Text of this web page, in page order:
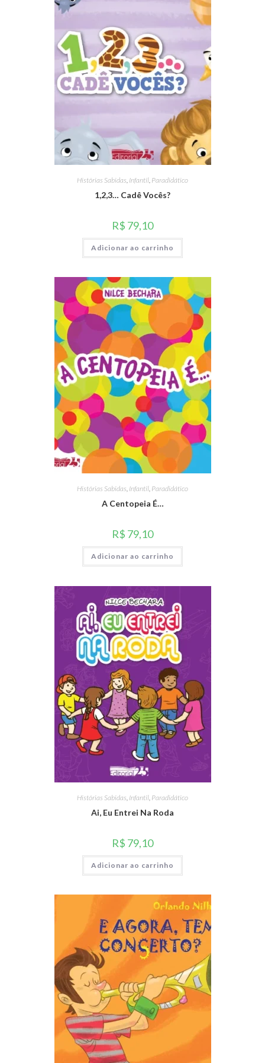
Histórias Sabidas Infantil Paradidático
1,2,3… Cadê Vocês?
R$ 79,10
Adicionar ao carrinho
Histórias Sabidas, Infantil, Paradidático
A Centopeia É…
R$ 79,10
Adicionar ao carrinho
Histórias Sabidas Infantil Paradidático
Ai, Eu Entrei Na Roda
R$ 79,10
Adicionar ao carrinho